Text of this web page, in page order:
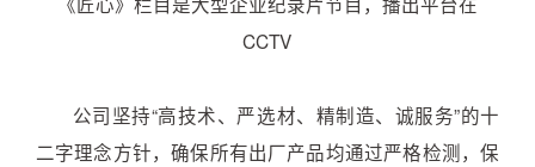
CCTV
公司坚持“高技术、严选材、精制造、诚服务”的十
二字理念方针，确保所有出厂产品均通过严格检测，保